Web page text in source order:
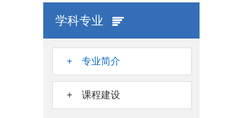
学科专业
+ 专业简介
+ 课程建设